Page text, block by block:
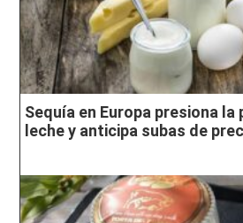
Sequía en Europa presiona
leche y anticipa subas de